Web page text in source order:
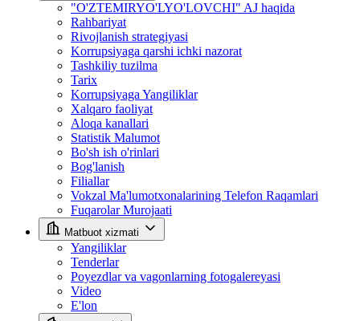
"O'ZTEMIRYO'LYO'LOVCHI" AJ haqida
Rahbariyat
Rivojlanish strategiyasi
Korrupsiyaga qarshi ichki nazorat
Tashkiliy tuzilma
Tarix
Korrupsiyaga Yangiliklar
Xalqaro faoliyat
Aloqa kanallari
Statistik Malumot
Bo'sh ish o'rinlari
Bog'lanish
Filiallar
Vokzal Ma'lumotxonalarining Telefon Raqamlari
Fuqarolar Murojaati
Matbuot xizmati
Yangiliklar
Tenderlar
Poyezdlar va vagonlarning fotogalereyasi
Video
E'lon